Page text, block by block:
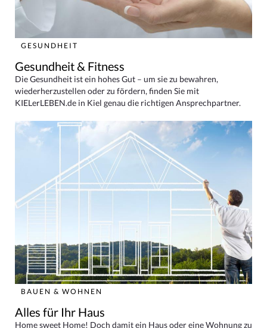
GESUNDHEIT
Gesundheit & Fitness
Die Gesundheit ist ein hohes Gut – um sie zu bewahren,
wiederherzustellen oder zu fördern, finden Sie mit
KIELerLEBEN.de in Kiel genau die richtigen Ansprechpartner.
BAUEN & WOHNEN
Alles für Ihr Haus
Home sweet Home! Doch damit ein Haus oder eine Wohnung zu